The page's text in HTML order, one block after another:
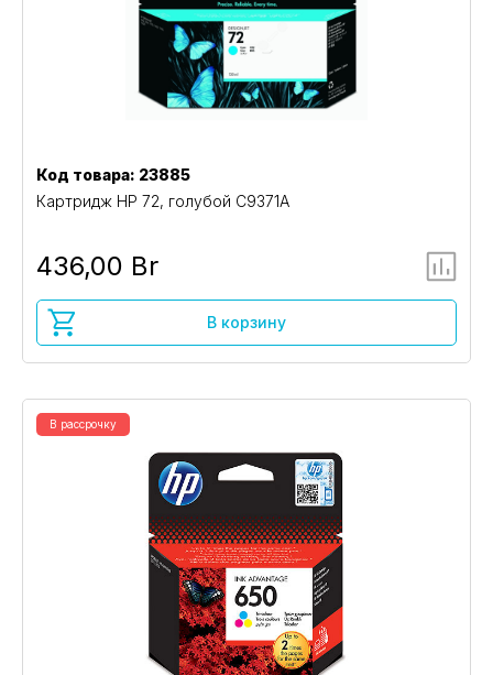
Код товара: 23885
Картридж HP 72, голубой C9371A
436,00 Br
В корзину
В рассрочку